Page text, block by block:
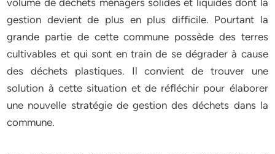
volume de déchets ménagers solides et liquides dont la
gestion devient de plus en plus difficile. Pourtant la
grande partie de cette commune possède des terres
cultivables et qui sont en train de se dégrader à cause
des déchets plastiques. Il convient de trouver une
solution à cette situation et de réfléchir pour élaborer
une nouvelle stratégie de gestion des déchets dans la
commune.